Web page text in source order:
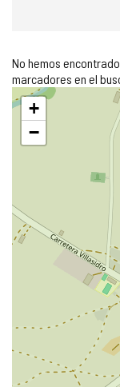
No hemos
marcadores en el
Saltar
mapa
+
−